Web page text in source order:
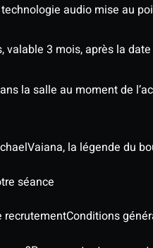
audio mise au
3 mois, après la
la salle au moment de
Vaiana, la légende du
séance
recrutementConditions